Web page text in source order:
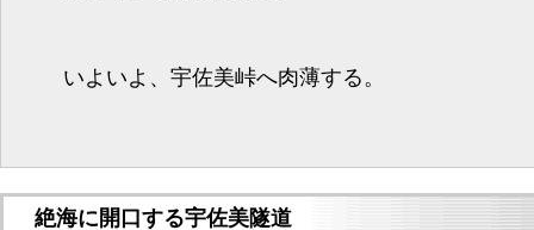
いよいよ、宇佐美峠へ肉薄する。
絶海に開口する宇佐美隧道